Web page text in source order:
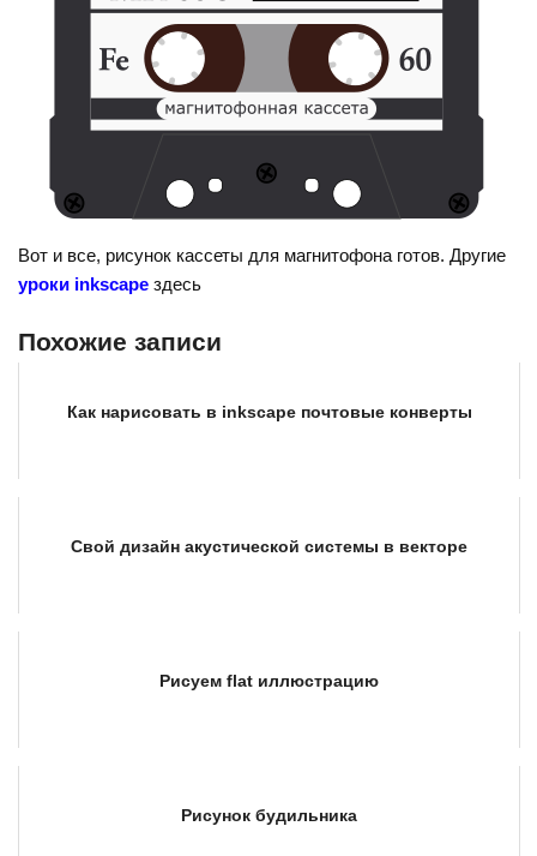
Вот и все, рисунок кассеты для магнитофона готов. Другие
уроки inkscape здесь
Похожие записи
Как нарисовать в inkscape почтовые конверты
Свой дизайн акустической системы в векторе
Рисуем flat иллюстрацию
Рисунок будильника